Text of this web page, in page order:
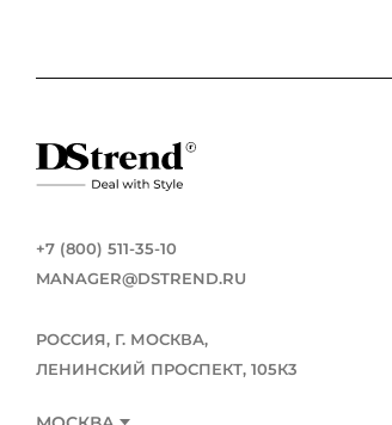
+7 (800) 511-35-10
MANAGER@DSTREND.RU
РОССИЯ, Г. МОСКВА,
ЛЕНИНСКИЙ ПРОСПЕКТ, 105К3